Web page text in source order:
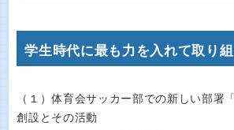
学生時代に最も力を入れて取り
（１）体育会サッカー部での新しい部署
創設とその活動